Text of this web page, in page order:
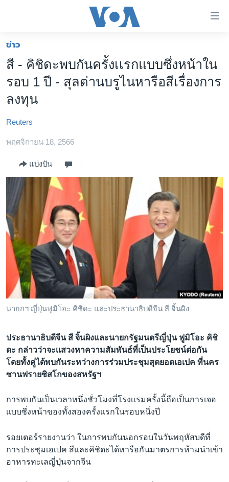
ต่อ
ข้าม
ไป
เนื้อหา
หลัก
ไป
หลัก
ค้นหา
โลก
เอเชีย
สหรัฐฯ
ไทย
ธุรกิจ
วิทยาศาสตร์
สังคมและสุขภาพ
ไลฟ์สไตล์
ตรวจสอบข่าว
เรียนรู้ภาษาอังกฤษ
พอดคาสต์
ติดตามเรา
เลือกภาษา
ข่าว
สี - คิชิดะพบกันครั้งเเรกแบบซึ่งหน้าใน
รอบ 1 ปี - สุลต่านบรูไนหารือสีเรื่องการ
ลงทุน
Reuters
พฤศจิกายน 18, 2566
แบ่งปัน
นายกฯ ญี่ปุ่นฟูมิโอะ คิชิดะ และประธานาธิบดีจีน สี จิ้นผิง
ประธานาธิบดีจีน สี จิ้นผิงและนายกรัฐมนตรีญี่ปุ่น ฟูมิโอะ คิชิ
ดะ กล่าวว่าจะเเสวงหาความสัมพันธ์ที่เป็นประโยชน์ต่อกัน
โดยทั้งคู่ได้พบกันระหว่างการร่วมประชุมสุดยอดเอเปค ที่นคร
ซานฟรายซิสโกของสหรัฐฯ
การพบกันเป็นเวลาหนึ่งชั่วโมงที่โรงเเรมครั้งนี้ถือเป็นการเจอ
เเบบซึ่งหน้าของทั้งสองครั้งเเรกในรอบหนึ่งปี
รอยเตอร์รายงานว่า ในการพบกันนอกรอบในวันพฤหัสบดีที่
การประชุมเอเปค สีและคิชิดะได้หารือกันมาตรการห้ามนำเข้า
อาหารทะเลญี่ปุ่นจากจีน